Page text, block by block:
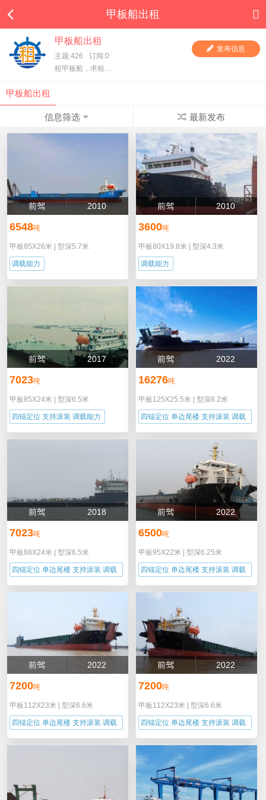
甲板船出租
甲板船出租
主题:426
订阅:0
租甲板船，求租甲板船，一手甲板船东直租，项目方求租，甲板船东、货主都在这里，快进来看看吧！
发布信息
甲板船出租
信息筛选 最新发布
前驾 2010
6548吨
甲板85X26米 型深5.7米
调载能力
前驾 2010
3600吨
甲板80X19.8米 型深4.3米
调载能力
前驾 2017
7023吨
甲板85X24米 型深6.5米
四锚定位 支持滚装 调载能力
前驾 2022
16276吨
甲板125X25.5米 型深8.2米
四锚定位 单边尾楼 支持滚装 调载
前驾 2018
7023吨
甲板88X24米 型深6.5米
四锚定位 单边尾楼 支持滚装 调载
前驾 2022
6500吨
甲板95X22米 型深6.25米
四锚定位 单边尾楼 支持滚装 调载
前驾 2022
7200吨
甲板112X23米 型深6.6米
四锚定位 单边尾楼 支持滚装 调载
前驾 2022
7200吨
甲板112X23米 型深6.6米
四锚定位 单边尾楼 支持滚装 调载